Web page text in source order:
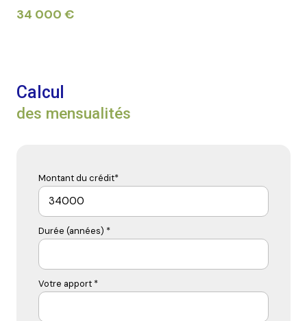
34 000 €
Calcul
des mensualités
Montant du crédit*
Durée (années) *
Votre apport *